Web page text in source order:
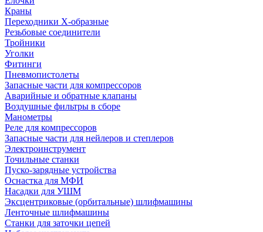
Краны
Переходники Х-образные
Резьбовые соединители
Тройники
Уголки
Фитинги
Пневмопистолеты
Запасные части для компрессоров
Аварийные и обратные клапаны
Воздушные фильтры в сборе
Манометры
Реле для компрессоров
Запасные части для нейлеров и степлеров
Электроинструмент
Точильные станки
Пуско-зарядные устройства
Оснастка для МФИ
Насадки для УШМ
Эксцентриковые (орбитальные) шлифмашины
Ленточные шлифмашины
Станки для заточки цепей